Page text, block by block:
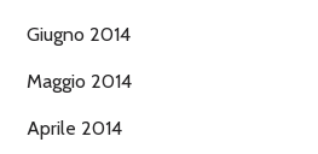
Giugno 2014
Maggio 2014
Aprile 2014